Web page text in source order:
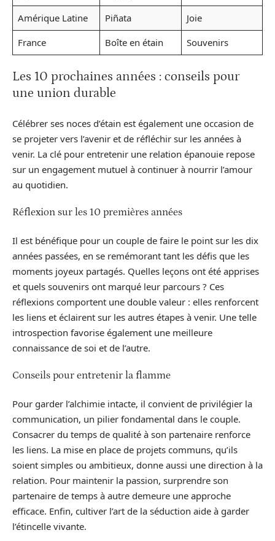
Amérique Latine
Piñata
Joie
France
Boîte en étain Souvenirs
Les 10 prochaines années : conseils pour
une union durable
Célébrer ses noces d’étain est également une occasion de
se projeter vers l’avenir et de réfléchir sur les années à
venir. La clé pour entretenir une relation épanouie repose
sur un engagement mutuel à continuer à nourrir l’amour
au quotidien.
Réflexion sur les 10 premières années
Il est bénéfique pour un couple de faire le point sur les dix
années passées, en se remémorant tant les défis que les
moments joyeux partagés. Quelles leçons ont été apprises
et quels souvenirs ont marqué leur parcours ? Ces
réflexions comportent une double valeur : elles renforcent
les liens et éclairent sur les autres étapes à venir. Une telle
introspection favorise également une meilleure
connaissance de soi et de l’autre.
Conseils pour entretenir la flamme
Pour garder l’alchimie intacte, il convient de privilégier la
communication, un pilier fondamental dans le couple.
Consacrer du temps de qualité à son partenaire renforce
les liens. La mise en place de projets communs, qu’ils
soient simples ou ambitieux, donne aussi une direction à la
relation. Pour maintenir la passion, surprendre son
partenaire de temps à autre demeure une approche
efficace. Enfin, cultiver l’art de la séduction aide à garder
l’étincelle vivante.